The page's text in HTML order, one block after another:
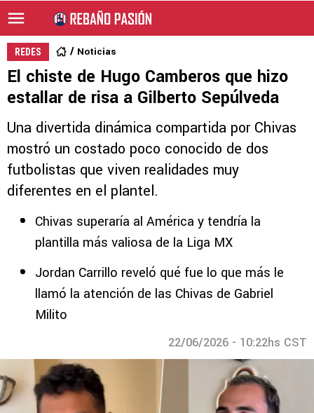
REDES Noticias
El chiste de Hugo Camberos que hizo
estallar de risa a Gilberto Sepúlveda
Una divertida dinámica compartida por Chivas
mostró un costado poco conocido de dos
futbolistas que viven realidades muy
diferentes en el plantel.
Chivas superaría al América y tendría la
plantilla más valiosa de la Liga MX
Jordan Carrillo reveló qué fue lo que más le
llamó la atención de las Chivas de Gabriel
Milito
22/06/2026 - 10:22hs CST